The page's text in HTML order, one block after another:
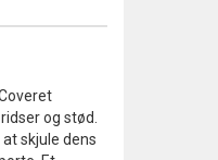
og stød.
skjule dens